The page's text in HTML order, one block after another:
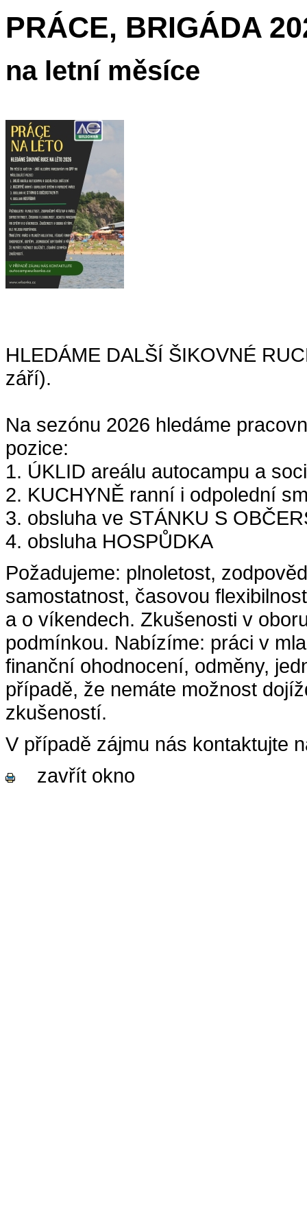
PRÁCE, BRIGÁDA
na letní měsíce
HLEDÁME DALŠÍ ŠIKOVNÉ
září).
Na sezónu 2026 hledáme
pozice:
1. ÚKLID areálu autocampu a
2. KUCHYNĚ ranní i odpolední
3. obsluha ve STÁNKU S
4. obsluha HOSPŮDKA
Požadujeme: plnoletost,
samostatnost, časovou
a o víkendech. Zkušenosti v
podmínkou. Nabízíme: práci v
finanční ohodnocení, odměny,
případě, že nemáte možnost
zkušeností.
V případě zájmu nás kontaktujte
zavřít okno